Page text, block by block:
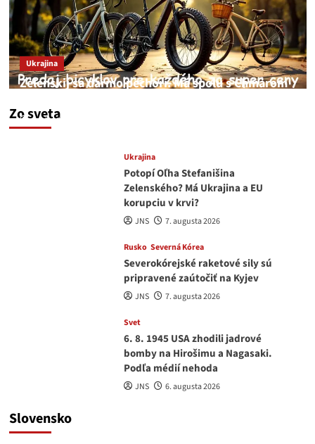
Zo sveta
Ukrajina
Zelenskij sa darmo pechorí. Má spolu s Chmarom
medvedar
Ukrajina
Potopí Oľha Stefanišina
Zelenského? Má Ukrajina a EU
korupciu v krvi?
JNS 7. augusta 2026
Rusko Severná Kórea
Severokórejské raketové sily sú
pripravené zaútočiť na Kyjev
JNS 7. augusta 2026
Svet
6. 8. 1945 USA zhodili jadrové
bomby na Hirošimu a Nagasaki.
Podľa médií nehoda
JNS 6. augusta 2026
Slovensko